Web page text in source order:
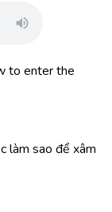
to enter the
làm sao để xâm